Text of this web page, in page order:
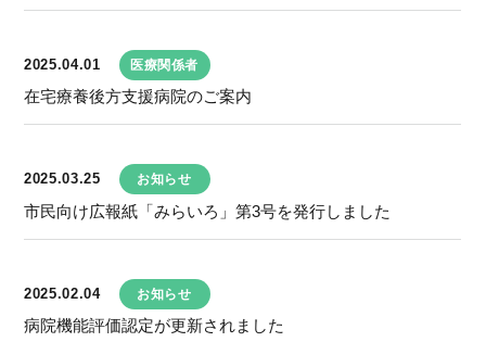
2025.04.01 医療関係者
在宅療養後方支援病院のご案内
2025.03.25 お知らせ
市民向け広報紙「みらいろ」第3号を発行しました
2025.02.04 お知らせ
病院機能評価認定が更新されました